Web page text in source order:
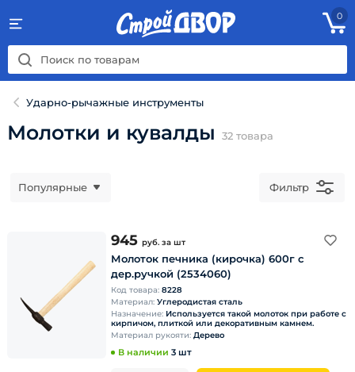
0
Ударно-рычажные инструменты
Молотки и кувалды 32 товара
Популярные Фильтр
945 руб. за шт
Молоток печника (кирочка) 600г с
дер.ручкой (2534060)
Код товара: 8228
Материал: Углеродистая сталь
Назначение: Используется такой молоток при работе с
кирпичом, плиткой или декоративным камнем.
Материал рукояти: Дерево
В наличии 3 шт